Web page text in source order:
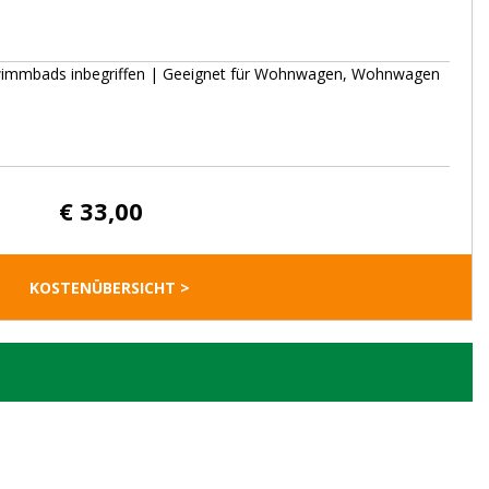
inbegriffen | Geeignet für Wohnwagen, Wohnwagen
€ 33,00
KOSTENÜBERSICHT >